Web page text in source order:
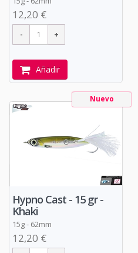
12,20 €
Añadir
Nuevo
Hypno Cast - 15 gr -
Khaki
15g - 62mm
12,20 €